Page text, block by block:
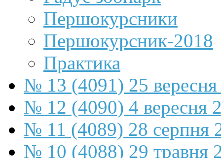
Першокурсники
Першокурсник-2018
Практика
№ 13 (4091) 25
№ 12 (4090) 4 вересня
№ 11 (4089) 28 серпня
№ 10 (4088) 29 травня